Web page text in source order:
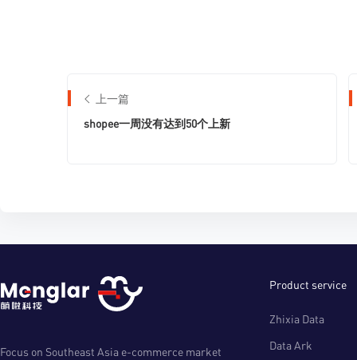
上一篇
shopee一周没有达到50个上新
Focus on Southeast Asia e-commerce market
Product service
Zhixia Data
Data Ark